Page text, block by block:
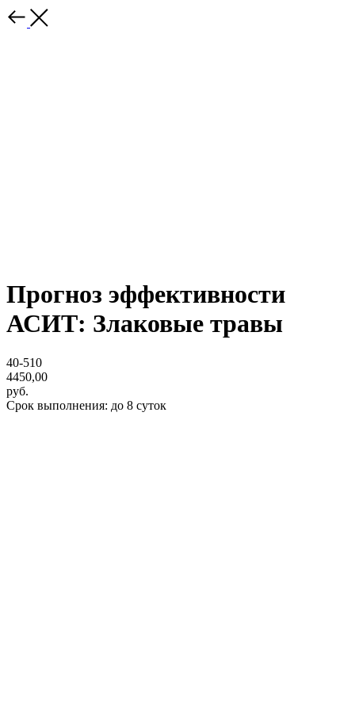
Прогноз эффективности
АСИТ: Злаковые травы
40-510
4450,00
руб.
Срок выполнения: до 8 суток